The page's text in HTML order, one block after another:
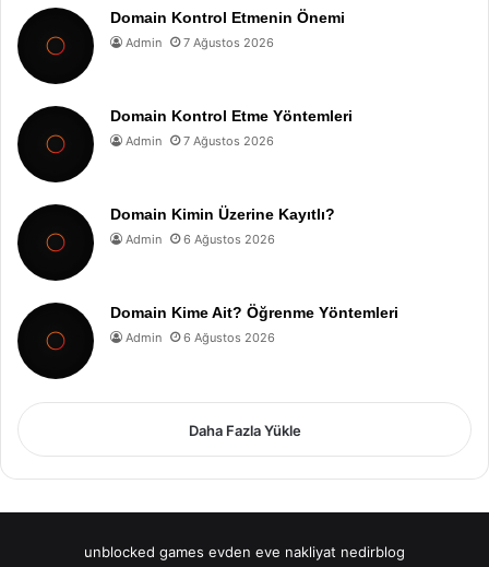
Domain Kontrol Etmenin Önemi
Admin 7 Ağustos 2026
Domain Kontrol Etme Yöntemleri
Admin 7 Ağustos 2026
Domain Kimin Üzerine Kayıtlı?
Admin 6 Ağustos 2026
Domain Kime Ait? Öğrenme Yöntemleri
Admin 6 Ağustos 2026
Daha Fazla Yükle
unblocked games evden eve nakliyat nedirblog